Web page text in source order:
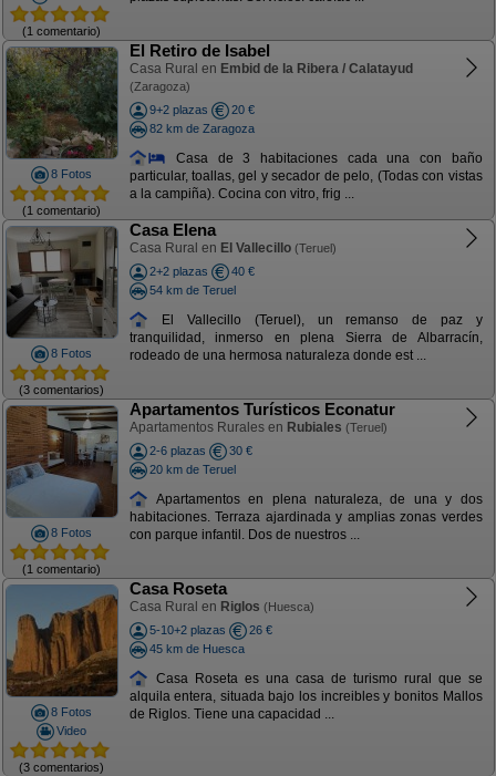
(1 comentario)
8 Fotos
(1 comentario)
El Retiro de Isabel
Casa Rural en Embid de la Ribera / Calatayud
(Zaragoza)
9+2 plazas
20 €
82 km de Zaragoza
Casa de 3 habitaciones cada una con baño
particular, toallas, gel y secador de pelo, (Todas con vistas
a la campiña). Cocina con vitro, frig ...
8 Fotos
(3 comentarios)
Casa Elena
Casa Rural en El Vallecillo (Teruel)
2+2 plazas
40 €
54 km de Teruel
El Vallecillo (Teruel), un remanso de paz y
tranquilidad, inmerso en plena Sierra de Albarracín,
rodeado de una hermosa naturaleza donde est ...
8 Fotos
(1 comentario)
Apartamentos Turísticos Econatur
Apartamentos Rurales en Rubiales (Teruel)
2-6 plazas
30 €
20 km de Teruel
Apartamentos en plena naturaleza, de una y dos
habitaciones. Terraza ajardinada y amplias zonas verdes
con parque infantil. Dos de nuestros ...
8 Fotos
Video
(3 comentarios)
Casa Roseta
Casa Rural en Riglos (Huesca)
5-10+2 plazas
26 €
45 km de Huesca
Casa Roseta es una casa de turismo rural que se
alquila entera, situada bajo los increibles y bonitos Mallos
de Riglos. Tiene una capacidad ...